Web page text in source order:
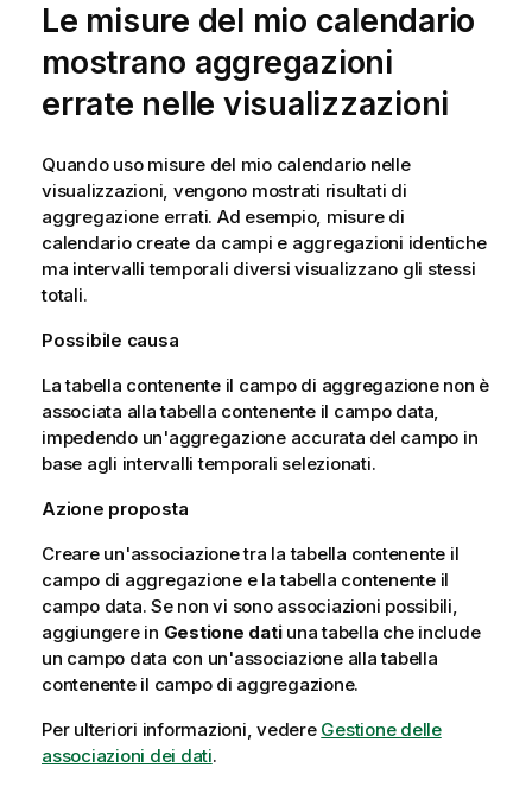
Le misure del mio calendario
mostrano aggregazioni
errate nelle visualizzazioni
Quando uso misure del mio calendario nelle
visualizzazioni, vengono mostrati risultati di
aggregazione errati. Ad esempio, misure di
calendario create da campi e aggregazioni identiche
ma intervalli temporali diversi visualizzano gli stessi
totali.
Possibile causa
La tabella contenente il campo di aggregazione non è
associata alla tabella contenente il campo data,
impedendo un'aggregazione accurata del campo in
base agli intervalli temporali selezionati.
Azione proposta
Creare un'associazione tra la tabella contenente il
campo di aggregazione e la tabella contenente il
campo data. Se non vi sono associazioni possibili,
aggiungere in Gestione datiuna tabella che include
un campo data con un'associazione alla tabella
contenente il campo di aggregazione.
Per ulteriori informazioni, vedere Gestione delle
associazioni dei dati.